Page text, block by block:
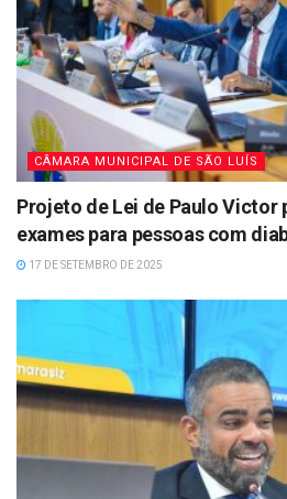
CÂMARA MUNICIPAL DE SÃO LUÍS
Projeto de Lei de Paulo Victor
exames para pessoas com
17 DE SETEMBRO DE 2025